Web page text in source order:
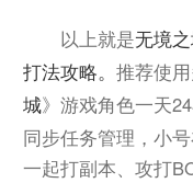
以上就是无境
打法攻略。推荐使
城》游戏角色一天
同步任务管理，小
一起打副本、攻打